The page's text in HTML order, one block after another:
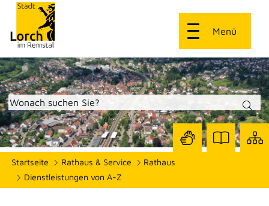
Menü
Startseite Rathaus & Service
Rathaus
Dienstleistungen von A-Z
Seite